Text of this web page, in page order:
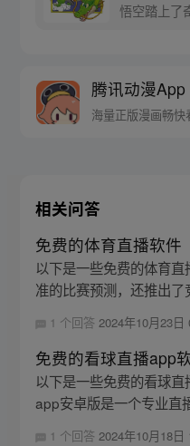
悟空踏上
腾讯动漫App
海量正版漫画畅快
相关问答
免费的体育直播软件
以下是一些免费的体育
准的比赛预测，还推出
1 个回答2024年10月23日
免费的看球直播app
以下是一些免费的看球
app安卓版是一个专业直
1 个回答2024年10月18日